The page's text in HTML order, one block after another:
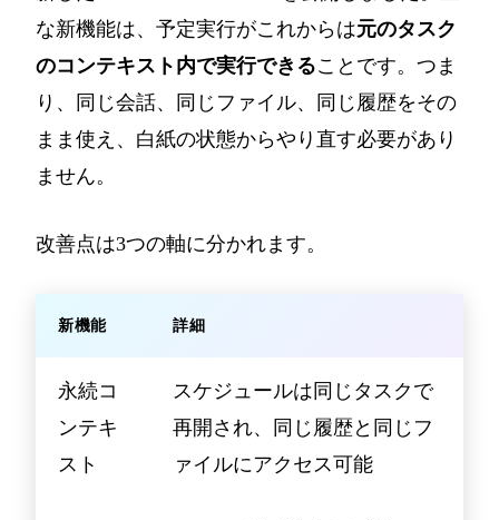
な新機能は、予定実行がこれからは元のタスク
のコンテキスト内で実行できることです。つま
り、同じ会話、同じファイル、同じ履歴をその
まま使え、白紙の状態からやり直す必要があり
ません。
改善点は3つの軸に分かれます。
新機能 詳細
永続コ
ンテキ
スト
スケジュールは同じタスクで
再開され、同じ履歴と同じフ
ァイルにアクセス可能